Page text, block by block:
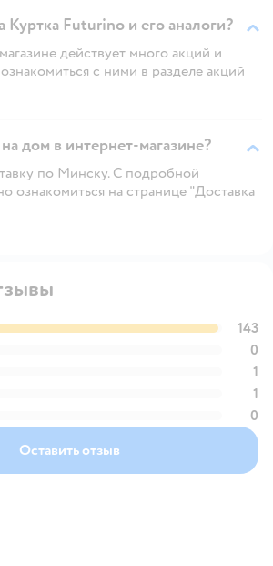
Куртка Futurino и его аналоги?
действует много акций и
с ними в разделе акций
дом в интернет-магазине?
по Минску. С подробной
ознакомиться на странице "Доставка
143
0
1
1
0
Оставить отзыв